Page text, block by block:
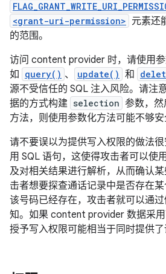
<grant-uri-permission> 元素还
的范围。
访问 content provider 时，请使用
如
query() 、 update() 和
源不受信任的 SQL 注入风险。请注
据的方式构建 selection 参数，
方法，则使用参数化方法可能不够安
请不要误以为提供写入权限的做法
用 SQL 语句，这使得攻击者可以使
及对相关结果进行解析，从而确认
击者想要探查通话记录中是否存在
该号码已经存在，攻击者就可以通
知。如果 content provider 数据采
授予写入权限可能相当于同时提供了